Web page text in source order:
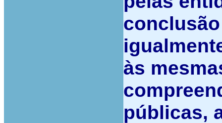
às
públicas,